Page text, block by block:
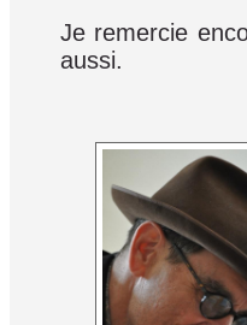
Je remercie
aussi.